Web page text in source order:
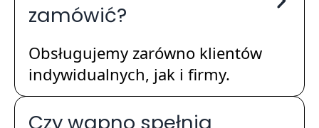
zamówić?
Obsługujemy zarówno klientów
indywidualnych, jak i firmy.